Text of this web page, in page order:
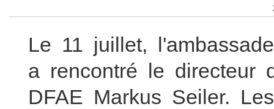
Le 11 juillet,
a rencontré le directeur
DFAE Markus Seiler.